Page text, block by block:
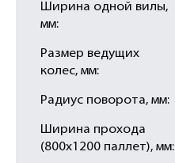
Ширина одной вилы,
мм:
Размер ведущих
колес, мм:
Радиус поворота, мм:
Ширина прохода
(800х1200 паллет), мм: